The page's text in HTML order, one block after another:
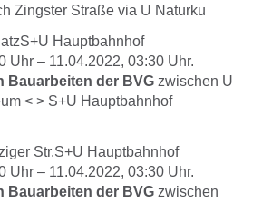
Zingster Straße via U Naturku
Hauptbahnhof
Uhr – 11.04.2022, 03:30 Uhr.
Bauarbeiten der BVG zwischen U
< > S+U Hauptbahnhof
Str.S+U Hauptbahnhof
Uhr – 11.04.2022, 03:30 Uhr.
Bauarbeiten der BVG zwischen